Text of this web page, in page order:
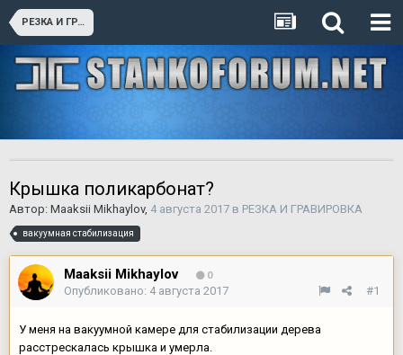
РЕЗКА И ГРАВИРОВКА
Крышка поликарбонат?
Автор: Maaksii Mikhaylov, 4 августа 2017 в РЕЗКА И ГРАВИРОВКА
вакуумная стабилизация
Maaksii Mikhaylov 0
#1
Опубликовано: 4 августа 2017
У меня на вакуумной камере для стабилизации дерева
расстрескалась крышка и умерла.